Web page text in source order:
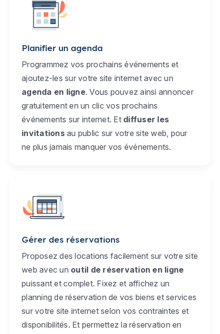
Planifier un agenda
Programmez vos prochains événements et
ajoutez-les sur votre site internet avec un
agenda en ligne. Vous pouvez ainsi annoncer
gratuitement en un clic vos prochains
événements sur internet. Et diffuser les
invitationsau public sur votre site web, pour
ne plus jamais manquer vos événements.
Gérer des réservations
Proposez des locations facilement sur votre site
web avec un outil de réservation en ligne
puissant et complet. Fixez et affichez un
planning de réservation de vos biens et services
sur votre site internet selon vos contraintes et
disponibilités. Et permettez la réservation en